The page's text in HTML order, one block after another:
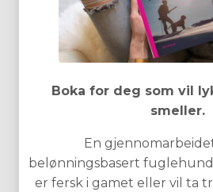
Boka for deg som vil
smeller.
En
belønningsbasert
er fersk i gamet eller vil ta